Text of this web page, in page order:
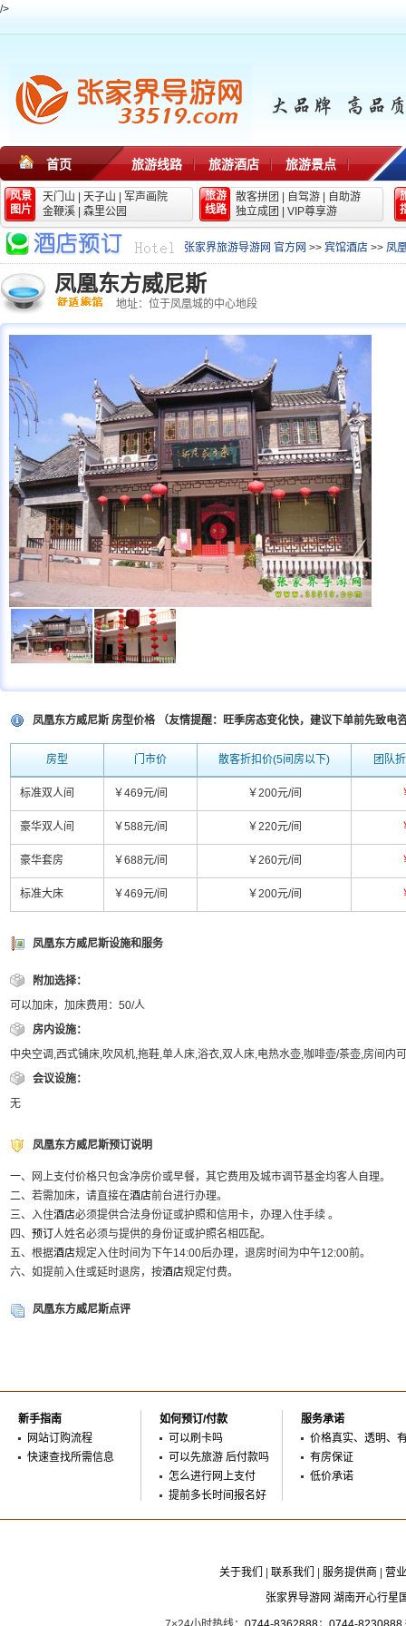
/>
首页 旅游线路 旅游酒店 旅游景点
风景
图片
天门山 天子山
军声画院
金鞭溪
森里公园
旅游
线路
散客拼团 自驾游
自助游
独立成团
VIP尊享游
张家界旅游导游网 官方网 >> 宾馆酒店 >> 凤
凤凰东方威尼斯
地址：位于凤凰城的中心地段
凤凰东方威尼斯 房型价格 （友情提醒：旺季房态变化快，建议下单前先致电
房型 门市价 散客折扣价(5间房以下) 团队
标准双人间 ￥469元/间 ￥200元/间
豪华双人间 ￥588元/间 ￥220元/间
豪华套房 ￥688元/间 ￥260元/间
标准大床 ￥469元/间 ￥200元/间
凤凰东方威尼斯设施和服务
附加选择：
可以加床，加床费用：50/人
房内设施：
中央空调,西式铺床,吹风机,拖鞋,单人床,浴衣,双人床,电热水壶,咖啡壶/茶壶,房间内
会议设施：
无
凤凰东方威尼斯预订说明
一、网上支付价格只包含净房价或早餐，其它费用及城市调节基金均客人自理。
二、若需加床，请直接在酒店前台进行办理。
三、入住酒店必须提供合法身份证或护照和信用卡，办理入住手续 。
四、 预订 人姓名必须与提供的身份证或护照名相匹配。
五、根据酒店规定入住时间为下午14:00后办理，退房时间为中午12:00前。
六、如提前入住或延时退房，按酒店规定付费。
凤凰东方威尼斯点评
新手指南
网站订购流程
快速查找所需信息
如何预订/付款
可以刷卡吗
可以先旅游 后付款吗
怎么进行网上支付
提前多长时间报名好
服务承诺
价格真实、透明、
有房保证
低价承诺
关于我们 联系我们 服务提供商
营
张家界导游网 湖南开心行星